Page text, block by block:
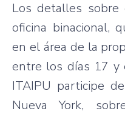
Los detalles sobre
oficina binacional,
en el área de la
entre los días 17 y
ITAIPU participe
Nueva York,